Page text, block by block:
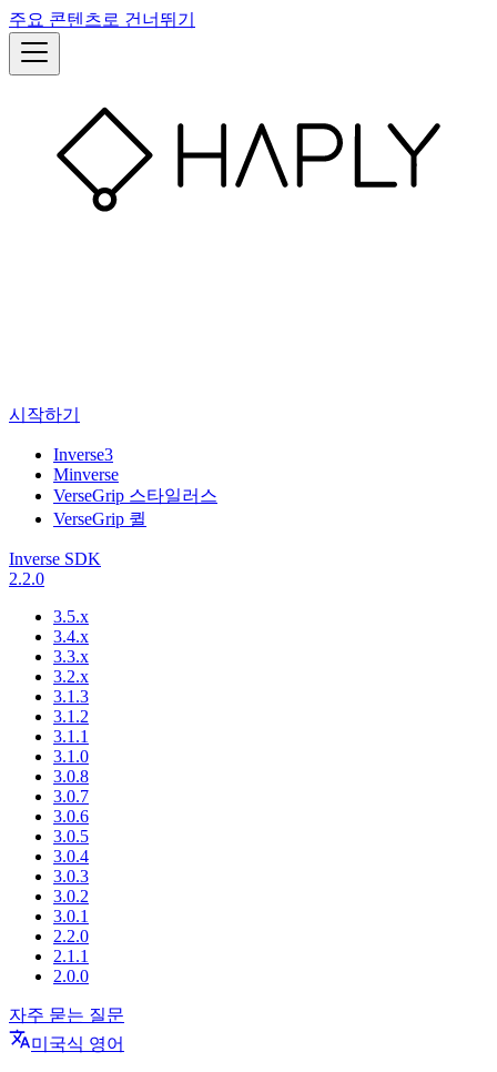
주요 콘텐츠로 건너뛰기
시작하기
Inverse3
Minverse
VerseGrip 스타일러스
VerseGrip 퀼
Inverse SDK
2.2.0
3.5.x
3.4.x
3.3.x
3.2.x
3.1.3
3.1.2
3.1.1
3.1.0
3.0.8
3.0.7
3.0.6
3.0.5
3.0.4
3.0.3
3.0.2
3.0.1
2.2.0
2.1.1
2.0.0
자주 묻는 질문
미국식 영어